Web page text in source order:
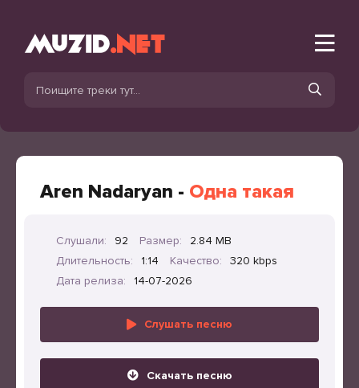
Aren Nadaryan - Одна такая
Слушали: 92 Размер:
2.84 MB
Длительность:
1:14 Качество:
320 kbps
Дата релиза:
14-07-2026
Слушать песню
Скачать песню